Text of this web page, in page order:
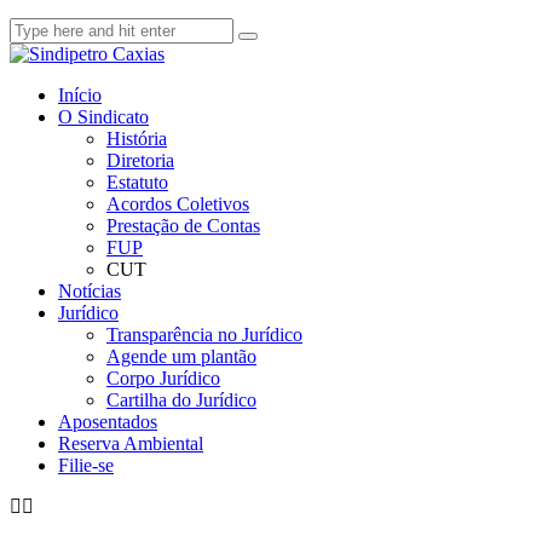
Início
O Sindicato
História
Diretoria
Estatuto
Acordos Coletivos
Prestação de Contas
FUP
CUT
Notícias
Jurídico
Transparência no Jurídico
Agende um plantão
Corpo Jurídico
Cartilha do Jurídico
Aposentados
Reserva Ambiental
Filie-se